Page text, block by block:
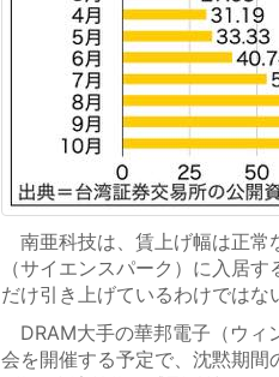
南亜科技は、賃上げ幅は正常
（サイエンスパーク）に入居
だけ引き上げているわけではな
DRAM大手の華邦電子（ウィ
会を開催する予定で、沈黙期